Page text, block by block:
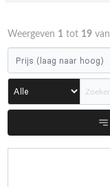
Weergeven 1tot 19van